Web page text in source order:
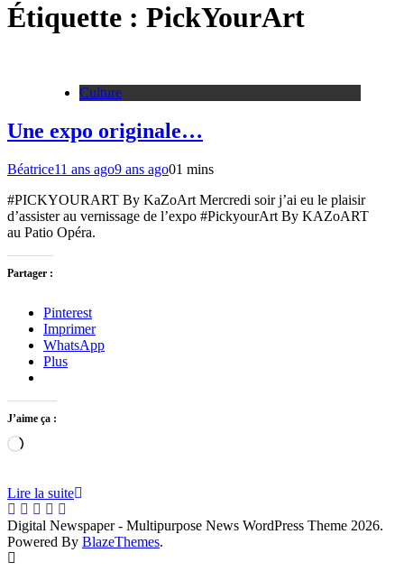
Étiquette : PickYourArt
Culture
Une expo originale…
Béatrice11 ans ago9 ans ago01 mins
#PICKYOURART By KaZoArt Mercredi soir j’ai eu le plaisir
d’assister au vernissage de l’expo #PickyourArt By KAZoART
au Patio Opéra.
Partager :
Pinterest
Imprimer
WhatsApp
Plus
J’aime ça :
Chargement…
Lire la suite
Digital Newspaper - Multipurpose News WordPress Theme 2026.
Powered By BlazeThemes.